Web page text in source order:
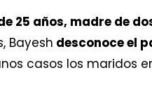
25 años, madre de
Bayesh desconoce el
casos los maridos